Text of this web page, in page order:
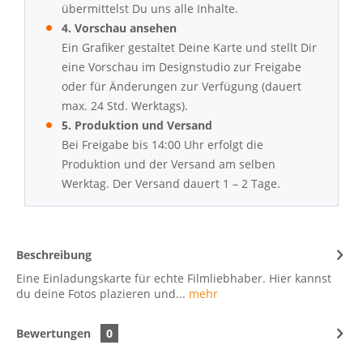
übermittelst Du uns alle Inhalte.
4. Vorschau ansehen
Ein Grafiker gestaltet Deine Karte und stellt Dir
eine Vorschau im Designstudio zur Freigabe
oder für Änderungen zur Verfügung (dauert
max. 24 Std. Werktags).
5. Produktion und Versand
Bei Freigabe bis 14:00 Uhr erfolgt die
Produktion und der Versand am selben
Werktag. Der Versand dauert 1 – 2 Tage.
Beschreibung
Eine Einladungskarte für echte Filmliebhaber. Hier kannst
du deine Fotos plazieren und... mehr
Bewertungen
0